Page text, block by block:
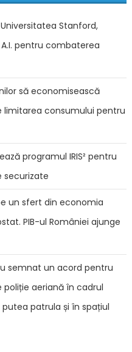
Stanford,
pentru combaterea
să economisească
limitarea consumului pentru
programul IRIS² pentru
securizate
un sfert din economia
PIB-ul României ajunge
semnat un acord pentru
aeriană în cadrul
putea patrula și în spațiul